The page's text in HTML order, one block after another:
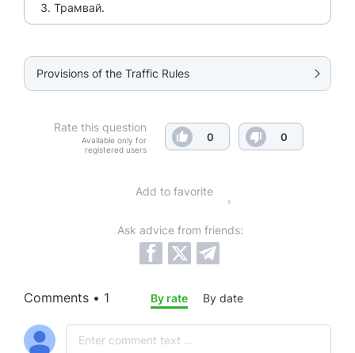
3. Трамвай.
Provisions of the Traffic Rules
Rate this question
Available only for
registered users
0 0
Add to favorite
Ask advice from friends:
Comments • 1 By rate By date